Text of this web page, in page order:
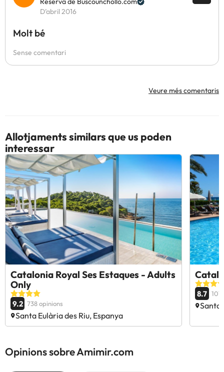
D’abril 2016
Molt bé
Sense comentari
Veure més comentaris
Allotjaments similars que us poden
interessar
Catalonia Royal Ses Estaques - Adults
Only
9.2 738 opinions
Santa Eulària des Riu, Espanya
8.7
Santa
Opinions sobre Amimir.com